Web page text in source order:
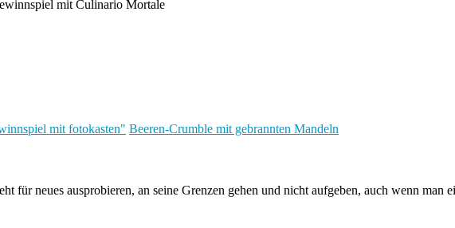
mit fotokasten" Beeren-Crumble mit gebrannten Mandeln
neues ausprobieren, an seine Grenzen gehen und nicht aufgeben, auch wenn